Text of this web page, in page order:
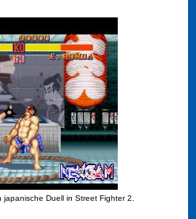
japanische Duell in Street Fighter 2.